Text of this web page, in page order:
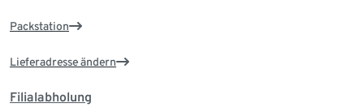
Packstation
Lieferadresse ändern
Filialabholung